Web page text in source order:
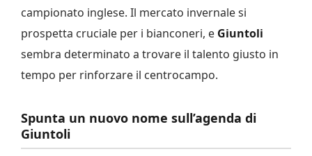
campionato inglese. Il mercato invernale si
prospetta cruciale per i bianconeri, e Giuntoli
sembra determinato a trovare il talento giusto in
tempo per rinforzare il centrocampo.
Spunta un nuovo nome sull’agenda di
Giuntoli